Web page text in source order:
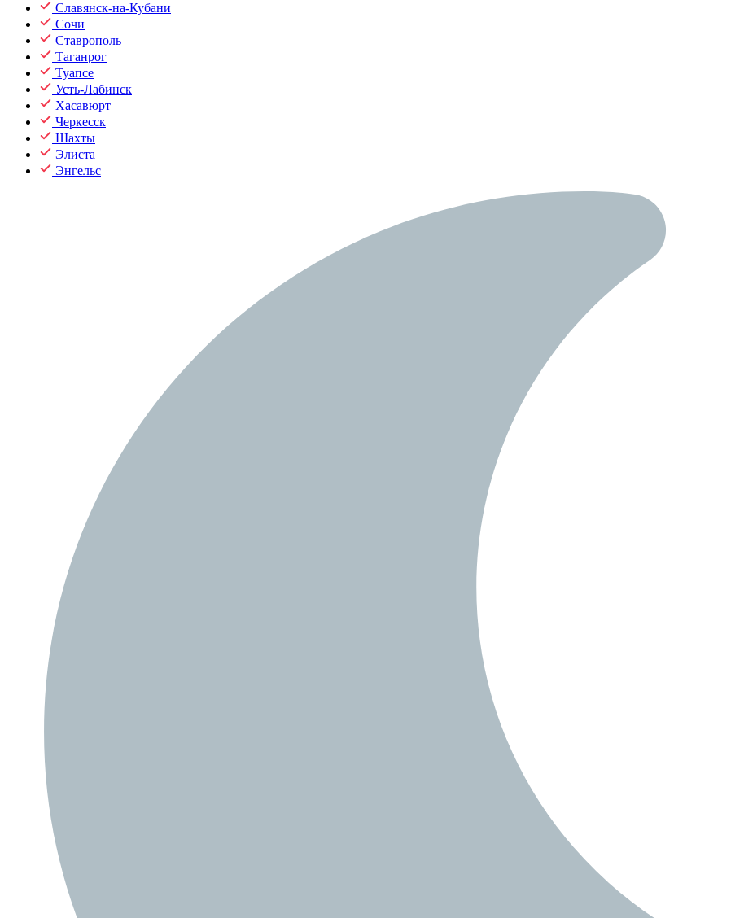
Славянск-на-Кубани
Сочи
Ставрополь
Таганрог
Туапсе
Усть-Лабинск
Хасавюрт
Черкесск
Шахты
Элиста
Энгельс